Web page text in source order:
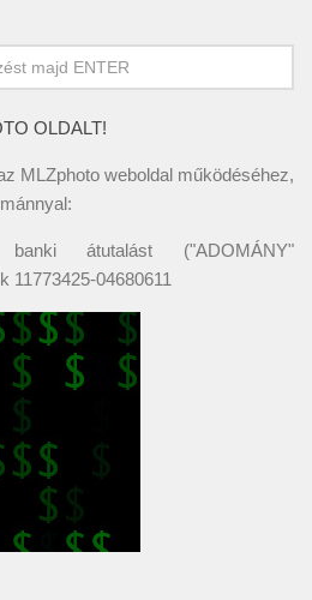
OLDALT!
MLZphoto weboldal működéséhez,
átutalást ("ADOMÁNY"
11773425-04680611